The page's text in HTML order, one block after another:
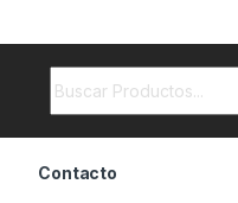
Contacto